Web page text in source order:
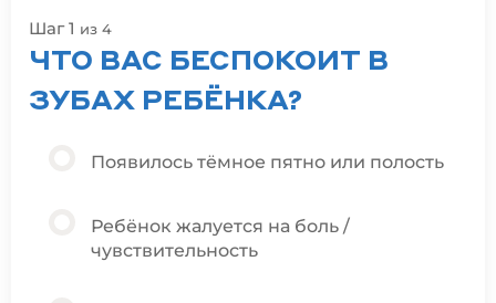
Шаг 1 из 4
ЧТО ВАС БЕСПОКОИТ В
ЗУБАХ РЕБЁНКА?
Появилось тёмное пятно или полость
Ребёнок жалуется на боль /
чувствительность